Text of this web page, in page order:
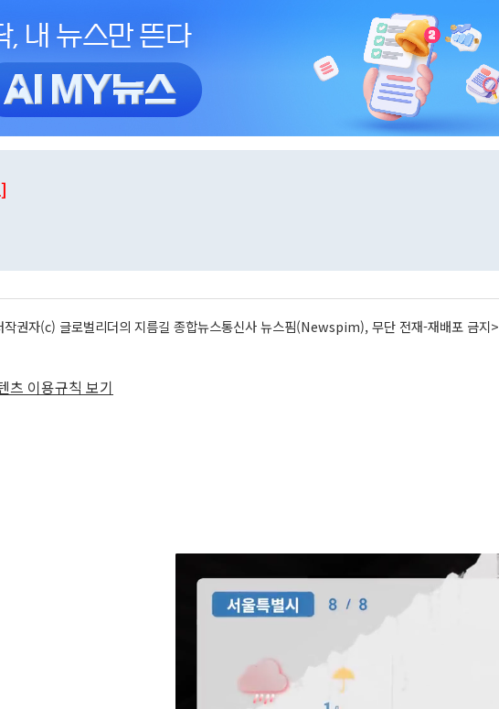
작권자(c) 글로벌리더의 지름길 종합뉴스통신사 뉴스핌(Newspim), 무단 전재-재배포 금지>
츠 이용규칙 보기